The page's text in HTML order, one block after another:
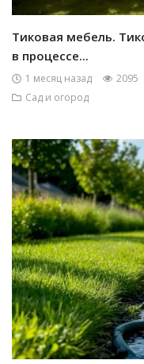
Тиковая мебель.
в процессе...
1 месяц назад
2095
Сад и огород